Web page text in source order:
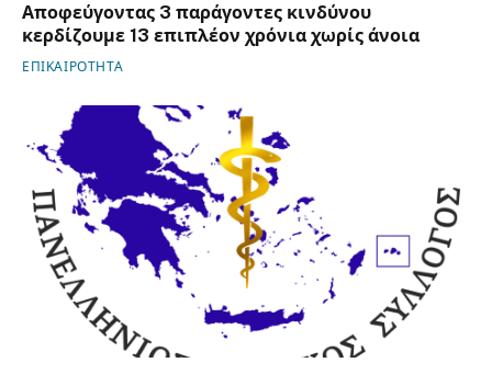
Αποφεύγοντας 3 παράγοντες κινδύνου
κερδίζουμε 13 επιπλέον χρόνια χωρίς άνοια
ΕΠΙΚΑΙΡΟΤΗΤΑ